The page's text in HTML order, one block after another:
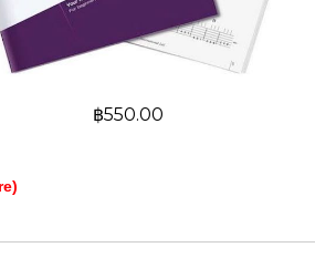
฿550.00
guitar technique